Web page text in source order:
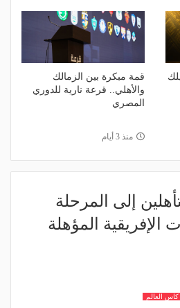
قمة مبكرة بين الزمالك
والأهلي.. قرعة نارية للدوري
المصري
منذ 3 أيام
إلى المرحلة
الإفريقية المؤهلة
العالم